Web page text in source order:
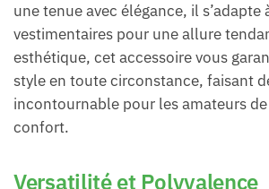
une tenue avec élégance, il s’adapte
vestimentaires pour une allure
esthétique, cet accessoire vous
style en toute circonstance, faisant
incontournable pour les amateurs
confort.
Versatilité et Polyvalence